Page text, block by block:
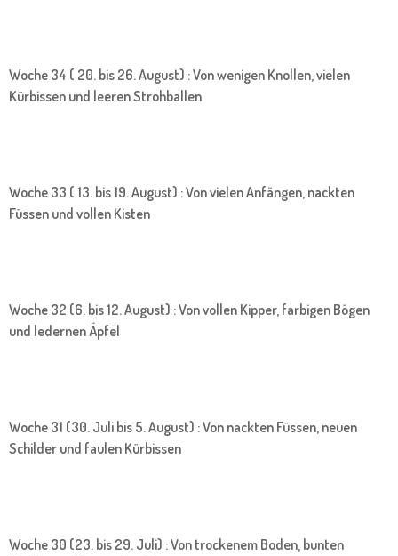
Woche 34 ( 20. bis 26. August) : Von wenigen Knollen, vielen
Kürbissen und leeren Strohballen
Woche 33 ( 13. bis 19. August) : Von vielen Anfängen, nackten
Füssen und vollen Kisten
Woche 32 (6. bis 12. August) : Von vollen Kipper, farbigen Bögen
und ledernen Äpfel
Woche 31 (30. Juli bis 5. August) : Von nackten Füssen, neuen
Schilder und faulen Kürbissen
Woche 30 (23. bis 29. Juli) : Von trockenem Boden, bunten